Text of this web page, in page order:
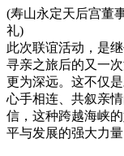
(寿山永定天后宫董
礼)
此次联谊活动，是
寻亲之旅后的又一
更为深远。这不仅
心手相连、共叙亲
信，这种跨越海峡
平与发展的强大力